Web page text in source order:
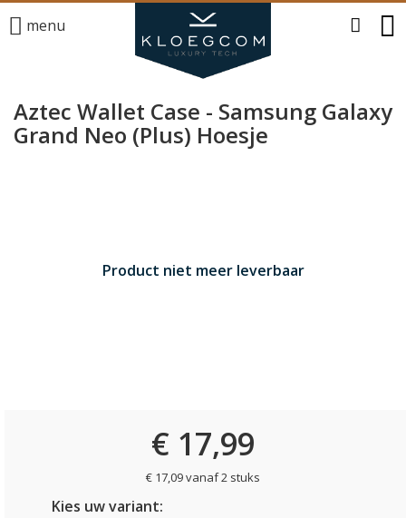
menu
Aztec Wallet Case - Samsung Galaxy
Grand Neo (Plus) Hoesje
Product niet meer leverbaar
€ 17,99
€ 17,09 vanaf 2 stuks
Kies uw variant: